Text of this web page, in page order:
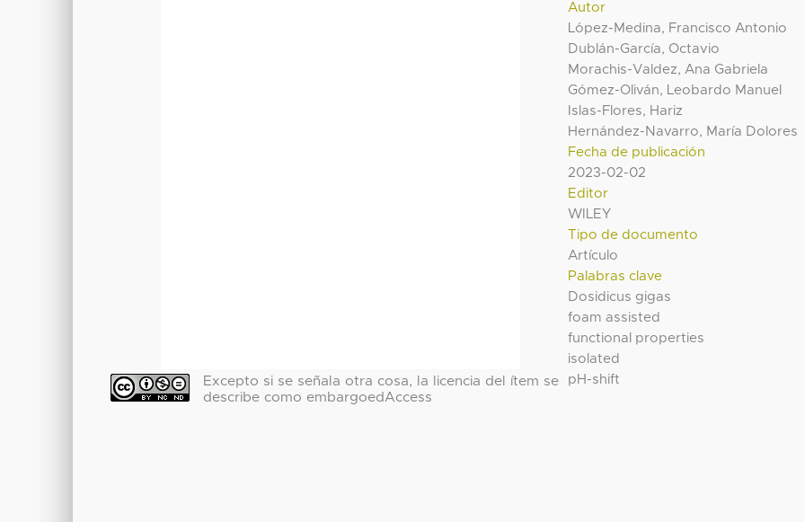
Autor
López-Medina, Francisco Antonio
Dublán-García, Octavio
Morachis-Valdez, Ana Gabriela
Gómez-Oliván, Leobardo Manuel
Islas-Flores, Hariz
Hernández-Navarro, María Dolores
Fecha de publicación
2023-02-02
Editor
WILEY
Tipo de documento
Artículo
Palabras clave
Dosidicus gigas
foam assisted
functional properties
isolated
pH-shift
Excepto si se señala otra cosa, la licencia del ítem se
describe como embargoedAccess